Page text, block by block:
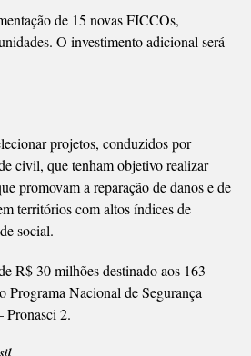
de 15 novas FICCOs,
O investimento adicional será
projetos, conduzidos por
civil, que tenham objetivo realizar
promovam a reparação de danos e de
territórios com altos índices de
social.
R$ 30 milhões destinado aos 163
Programa Nacional de Segurança
Pronasci 2.